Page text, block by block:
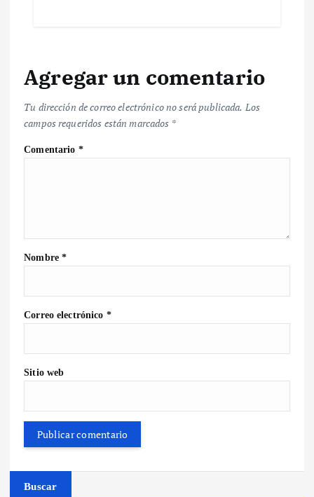
Agregar un comentario
Tu dirección de correo electrónico no será publicada. Los
campos requeridos están marcados *
Comentario *
Nombre*
Correo electrónico *
Sitio web
Buscar